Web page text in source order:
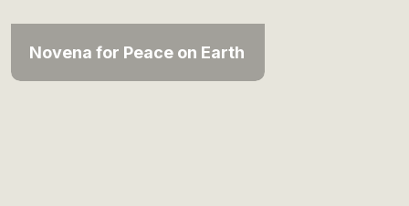
Novena for Peace on Earth